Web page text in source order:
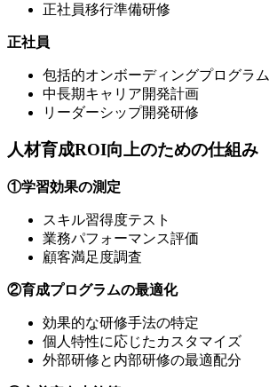
正社員移行準備研修
正社員
包括的オンボーディングプログラム
中長期キャリア開発計画
リーダーシップ開発研修
人材育成ROI向上のための仕組み
①学習効果の測定
スキル習得度テスト
業務パフォーマンス評価
顧客満足度調査
②育成プログラムの最適化
効果的な研修手法の特定
個人特性に応じたカスタマイズ
外部研修と内部研修の最適配分